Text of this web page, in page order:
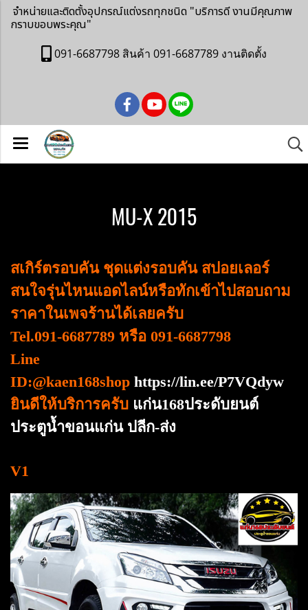
จำหน่ายและติดตั้งอุปกรณ์แต่งรถทุกชนิด "บริการดี งานมีคุณภาพ
กราบขอบพระคุณ"
091-6687798 สินค้า 091-6687789 งานติดตั้ง
MU-X 2015
สเกิร์ตรอบคัน ชุดแต่งรอบคัน สปอยเลอร์
สนใจรุ่นไหนแอดไลน์หรือทักเข้าไปสอบถาม
ราคาในเพจร้านได้เลยครับ
Tel.091-6687789 หรือ 091-6687798
Line
ID:@kaen168shop https://lin.ee/P7VQdyw
ยินดีให้บริการครับ แก่น168ประดับยนต์
ประตูน้ำขอนแก่น ปลีก-ส่ง
V1